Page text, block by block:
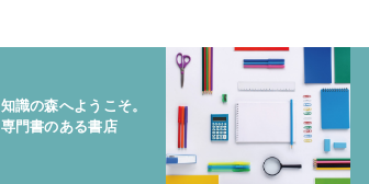
知識の森へようこそ。
専門書のある書店